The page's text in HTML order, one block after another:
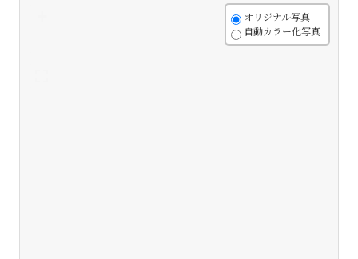
オリジナル写真
自動カラー化写真